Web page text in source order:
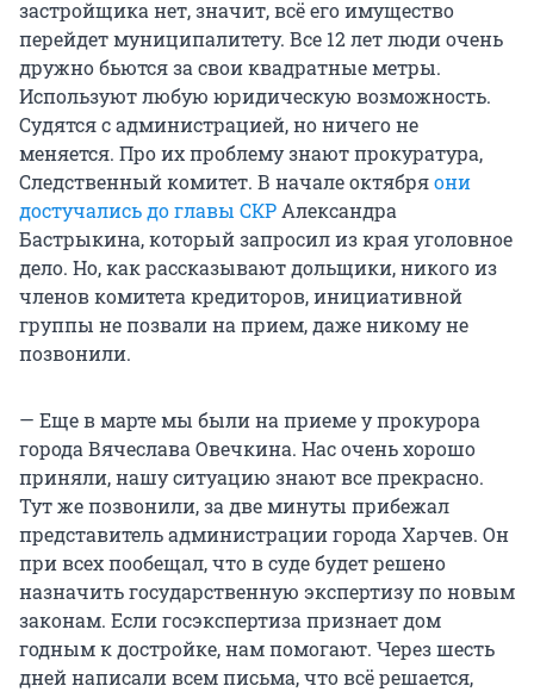
застройщика нет, значит, всё его имущество
перейдет муниципалитету. Все 12 лет люди очень
дружно бьются за свои квадратные метры.
Используют любую юридическую возможность.
Судятся с администрацией, но ничего не
меняется. Про их проблему знают прокуратура,
Следственный комитет. В начале октябряони
достучались до главы СКР Александра
Бастрыкина, который запросил из края уголовное
дело. Но, как рассказывают дольщики, никого из
членов комитета кредиторов, инициативной
группы не позвали на прием, даже никому не
позвонили.
— Еще в марте мы были на приеме у прокурора
города Вячеслава Овечкина. Нас очень хорошо
приняли, нашу ситуацию знают все прекрасно.
Тут же позвонили, за две минуты прибежал
представитель администрации города Харчев. Он
при всех пообещал, что в суде будет решено
назначить государственную экспертизу по новым
законам. Если госэкспертиза признает дом
годным к достройке, нам помогают. Через шесть
дней написали всем письма, что всё решается,